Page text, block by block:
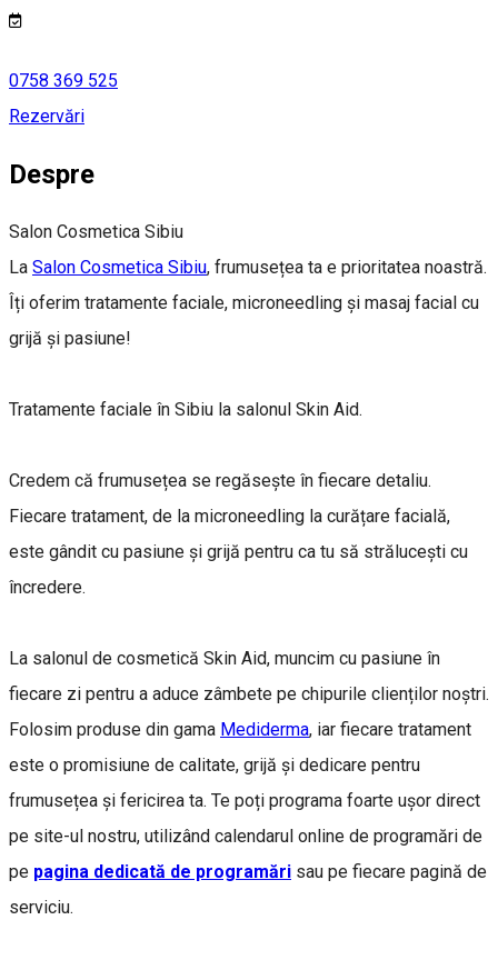
0758 369 525
Rezervări
Despre
Salon Cosmetica Sibiu
La Salon Cosmetica Sibiu, frumusețea ta e prioritatea noastră.
Îți oferim tratamente faciale, microneedling și masaj facial cu
grijă și pasiune!
Tratamente faciale în Sibiu la salonul Skin Aid.
Credem că frumusețea se regăsește în fiecare detaliu.
Fiecare tratament, de la microneedling la curățare facială,
este gândit cu pasiune și grijă pentru ca tu să strălucești cu
încredere.
La salonul de cosmetică Skin Aid, muncim cu pasiune în
fiecare zi pentru a aduce zâmbete pe chipurile clienților noștri.
Folosim produse din gama Mediderma, iar fiecare tratament
este o promisiune de calitate, grijă și dedicare pentru
frumusețea și fericirea ta. Te poți programa foarte ușor direct
pe site-ul nostru, utilizând calendarul online de programări de
pe pagina dedicată de programări sau pe fiecare pagină de
serviciu.